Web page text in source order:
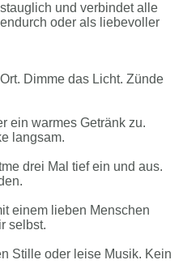
und verbindet alle
oder als liebevoller
Dimme das Licht. Zünde
ein warmes Getränk zu.
langsam.
drei Mal tief ein und aus.
einem lieben Menschen
selbst.
Stille oder leise Musik. Kein